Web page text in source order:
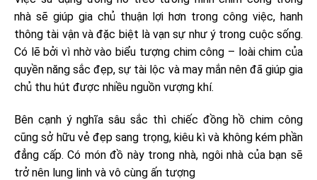
nhà sẽ giúp gia chủ thuận lợi hơn trong công việc, hanh
thông tài vận và đặc biệt là vạn sự như ý trong cuộc sống.
Có lẽ bởi vì nhờ vào biểu tượng chim công – loài chim của
quyền năng sắc đẹp, sự tài lộc và may mắn nên đã giúp gia
chủ thu hút được nhiều nguồn vượng khí.
Bên cạnh ý nghĩa sâu sắc thì chiếc đồng hồ chim công
cũng sở hữu vẻ đẹp sang trọng, kiêu kì và không kém phần
đẳng cấp. Có món đồ này trong nhà, ngôi nhà của bạn sẽ
trở nên lung linh và vô cùng ấn tượng